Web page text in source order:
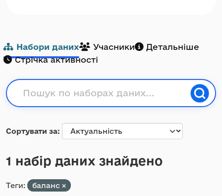
Набори даних Учасники
Детальніше
Стрічка активності
Сортувати за
1 набір даних знайдено
Теги: баланс